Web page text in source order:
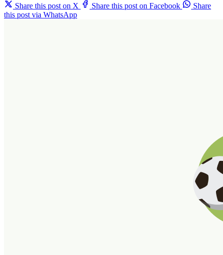
Share this post on X
Share this post on Facebook
Share
this post via WhatsApp